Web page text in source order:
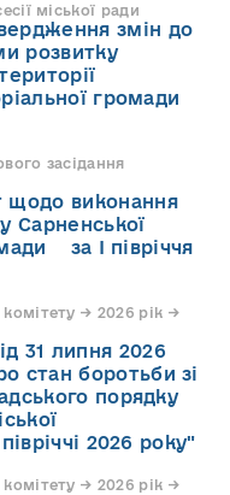
міської ради
змін до
розвитку
громади
засідання
щодо виконання
Сарненської
за І півріччя
→ 2026 рік →
31 липня 2026
стан боротьби зі
порядку
2026 року"
→ 2026 рік →